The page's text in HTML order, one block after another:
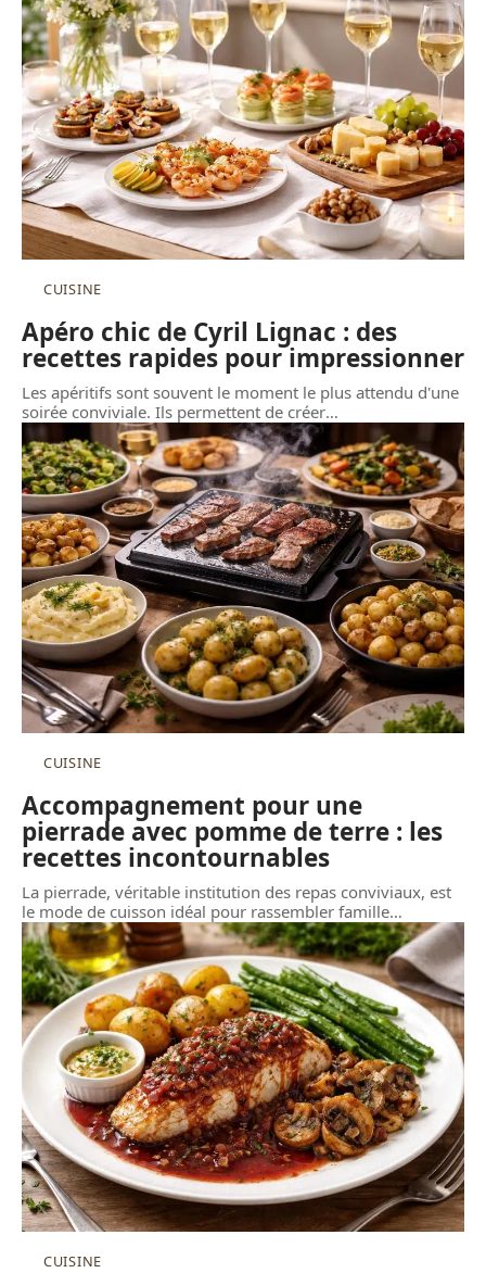
CUISINE
Apéro chic de Cyril Lignac : des
recettes rapides pour impressionner
Les apéritifs sont souvent le moment le plus attendu d'une
soirée conviviale. Ils permettent de créer…
CUISINE
Accompagnement pour une
pierrade avec pomme de terre : les
recettes incontournables
La pierrade, véritable institution des repas conviviaux, est
le mode de cuisson idéal pour rassembler famille…
CUISINE